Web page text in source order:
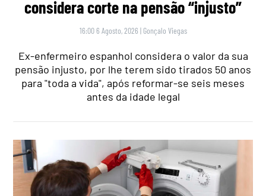
considera corte na pensão “injusto”
16:00 6 Agosto, 2026 | Gonçalo Viegas
Ex-enfermeiro espanhol considera o valor da sua
pensão injusto, por lhe terem sido tirados 50 anos
para "toda a vida", após reformar-se seis meses
antes da idade legal